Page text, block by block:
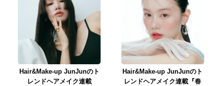
Hair&Make-up JunJunのト
レンドヘアメイク連載
Hair&Make-up JunJunのト
レンドヘアメイク連載『春